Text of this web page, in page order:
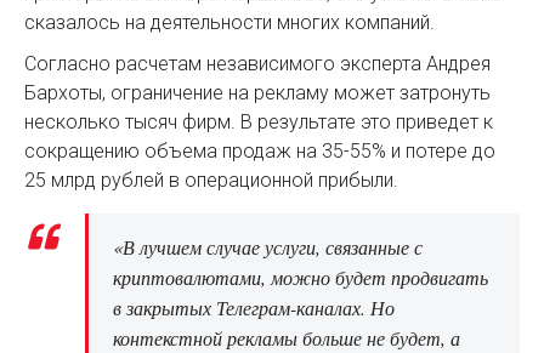
сказалось на деятельности многих компаний.
Согласно расчетам независимого эксперта Андрея
Бархоты, ограничение на рекламу может затронуть
несколько тысяч фирм. В результате это приведет к
сокращению объема продаж на 35-55% и потере до
25 млрд рублей в операционной прибыли.
«В лучшем случае услуги, связанные с
криптовалютами, можно будет продвигать
в закрытых Телеграм-каналах. Но
контекстной рекламы больше не будет, а